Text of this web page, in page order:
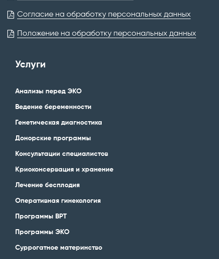
Согласие на обработку персональных данных
Положение на обработку персональных данных
Услуги
Анализы перед ЭКО
Ведение беременности
Генетическая диагностика
Донорские программы
Консультации специалистов
Криоконсервация и хранение
Лечение бесплодия
Оперативная гинекология
Программы ВРТ
Программы ЭКО
Суррогатное материнство